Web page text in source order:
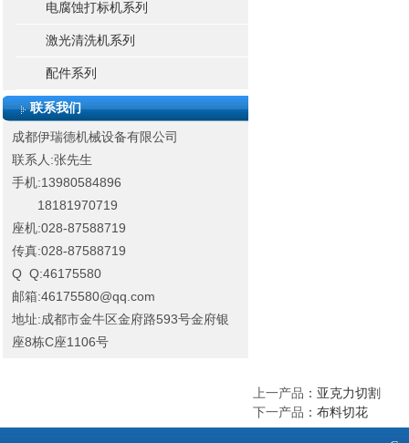
电腐蚀打标机系列
激光清洗机系列
配件系列
联系我们
成都伊瑞德机械设备有限公司
联系人:张先生
手机:13980584896
18181970719
座机:028-87588719
传真:028-87588719
Q Q:46175580
邮箱:46175580@qq.com
地址:成都市金牛区金府路593号金府银
座8栋C座1106号
上一产品 ： 亚克力切割
下一产品 ： 布料切花